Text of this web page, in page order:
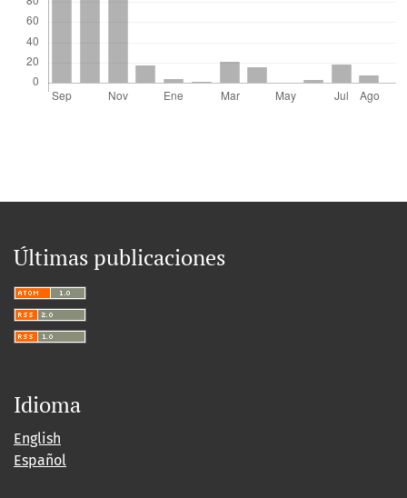
Últimas publicaciones
Idioma
English
Español